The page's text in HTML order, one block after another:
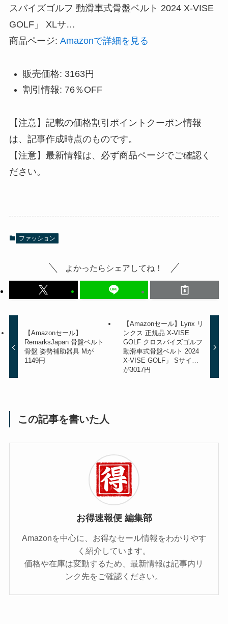
スバイズゴルフ 動滑車式骨盤ベルト 2024 X-VISE
GOLF」 XLサ…
商品ページ: Amazonで詳細を見る
販売価格: 3163円
割引情報: 76％OFF
【注意】記載の価格割引ポイントクーポン情報
は、記事作成時点のものです。
【注意】最新情報は、必ず商品ページでご確認く
ださい。
ファッション
よかったらシェアしてね！
【Amazonセール】
RemarksJapan 骨盤ベルト
骨盤 姿勢補助器具 Mが
1149円
【Amazonセール】Lynx リ
ンクス 正規品 X-VISE
GOLF クロスバイズゴルフ
動滑車式骨盤ベルト 2024
X-VISE GOLF」 Sサイ…
が3017円
この記事を書いた人
お得速報便 編集部
Amazonを中心に、お得なセール情報をわかりやす
く紹介しています。
価格や在庫は変動するため、最新情報は記事内リ
ンク先をご確認ください。